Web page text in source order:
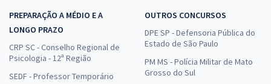
PREPARAÇÃO A MÉDIO E A
LONGO PRAZO
CRP SC - Conselho Regional de
Psicologia - 12ª Região
SEDF - Professor Temporário
OUTROS CONCURSOS
DPE SP - Defensoria Pública do
Estado de São Paulo
PM MS - Polícia Militar de Mato
Grosso do Sul